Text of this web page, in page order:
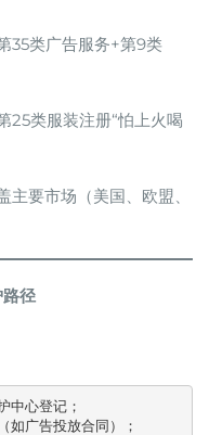
35类广告服务+第9类
25类服装注册“怕上火喝
主要市场（美国、欧盟、
径​
中心登记；
如广告投放合同）；